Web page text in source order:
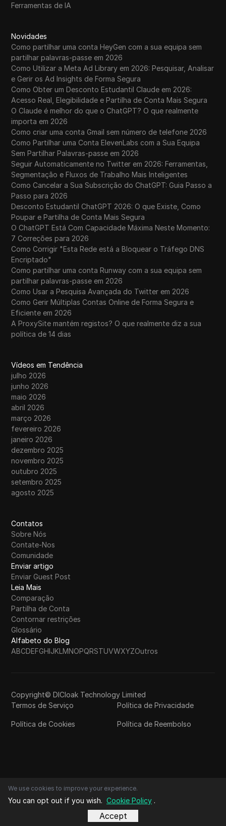
Ferramentas de IA
Novidades
Como partilhar uma conta HeyGen com a sua equipa sem
partilhar palavras-passe em 2026
Como Utilizar a Meta Ad Library em 2026: Pesquisar, Analisar
e Gerir os Ad Insights de Forma Segura
Como Obter um Desconto Estudantil Claude em 2026:
Acesso Real, Elegibilidade e Partilha de Conta Mais Segura
O Claude é melhor do que o ChatGPT? O que realmente
importa em 2026
Como criar uma conta Gmail sem número de telefone 2026
Como Partilhar uma Conta ElevenLabs com a Sua Equipa
Sem Partilhar Palavras-passe em 2026
Seguir Automaticamente no Twitter em 2026: Ferramentas,
Segmentação e Fluxos de Trabalho Mais Inteligentes
Como Cancelar a Sua Subscrição do ChatGPT: Guia Passo a
Passo para 2026
Desconto Estudantil ChatGPT 2026: O que Existe, Como
Poupar e Partilha de Conta Mais Segura
O ChatGPT Está Com Capacidade Máxima Neste Momento:
7 Correções para 2026
Como Corrigir "Esta Rede está a Bloquear o Tráfego DNS
Encriptado"
Como partilhar uma conta Runway com a sua equipa sem
partilhar palavras-passe em 2026
Como Usar a Pesquisa Avançada do Twitter em 2026
Como Gerir Múltiplas Contas Online de Forma Segura e
Eficiente em 2026
A ProxySite mantém registos? O que realmente diz a sua
política de 14 dias
Vídeos em Tendência
julho 2026
junho 2026
maio 2026
abril 2026
março 2026
fevereiro 2026
janeiro 2026
dezembro 2025
novembro 2025
outubro 2025
setembro 2025
agosto 2025
Contatos
Sobre Nós
Contate-Nos
Comunidade
Enviar artigo
Enviar Guest Post
Leia Mais
Comparação
Partilha de Conta
Contornar restrições
Glossário
Alfabeto do Blog
ABCDEFGHIJKLMNOPQRSTUVWXYZOutros
Copyright© DICloak Technology Limited
Termos de Serviço
Política de Privacidade
Política de Cookies Política de Reembolso
We use cookies to improve your experience.
You can opt out if you wish. Cookie Policy .
Accept